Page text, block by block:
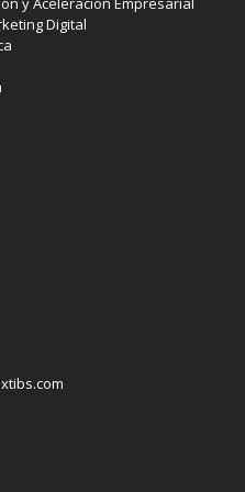
Digital